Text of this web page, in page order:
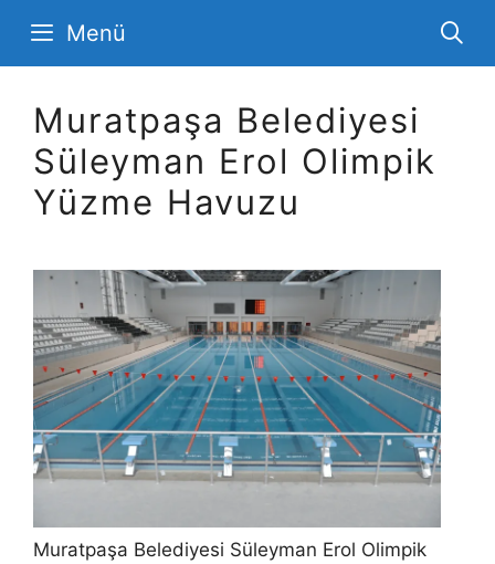
atla
Menü
Muratpaşa Belediyesi
Süleyman Erol Olimpik
Yüzme Havuzu
Muratpaşa Belediyesi Süleyman Erol Olimpik